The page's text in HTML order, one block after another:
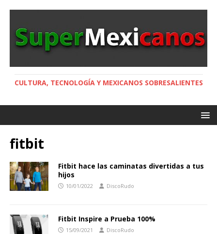
CULTURA, TECNOLOGÍA Y MEXICANOS SOBRESALIENTES
fitbit
Fitbit hace las caminatas divertidas a tus
hijos
10/01/2022 DiscoRudo
Fitbit Inspire a Prueba 100%
15/09/2021 DiscoRudo